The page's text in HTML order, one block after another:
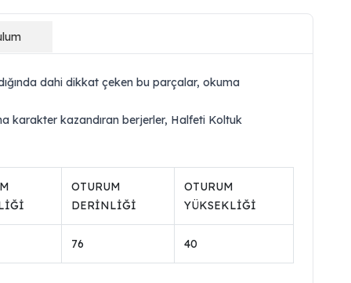
dahi dikkat çeken bu parçalar, okuma
karakter kazandıran berjerler, Halfeti Koltuk
OTURUM
DERİNLİĞİ
OTURUM
YÜKSEKLİĞİ
76 40